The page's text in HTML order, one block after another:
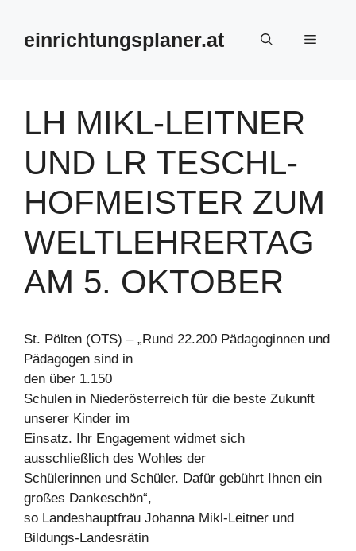
springeneinrichtungsplaner.at Menü
LH MIKL-LEITNER
UND LR TESCHL-
HOFMEISTER ZUM
WELTLEHRERTAG
AM 5. OKTOBER
St. Pölten (OTS) – „Rund 22.200 Pädagoginnen und
Pädagogen sind in
den über 1.150
Schulen in Niederösterreich für die beste Zukunft
unserer Kinder im
Einsatz. Ihr Engagement widmet sich
ausschließlich des Wohles der
Schülerinnen und Schüler. Dafür gebührt Ihnen ein
großes Dankeschön“,
so Landeshauptfrau Johanna Mikl-Leitner und
Bildungs-Landesrätin